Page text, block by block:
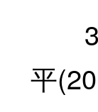
32
平